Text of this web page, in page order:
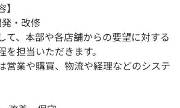
発・改修
て、本部や各店舗からの要望に対する
担当いただきます。
営業や購買、物流や経理などのシステ